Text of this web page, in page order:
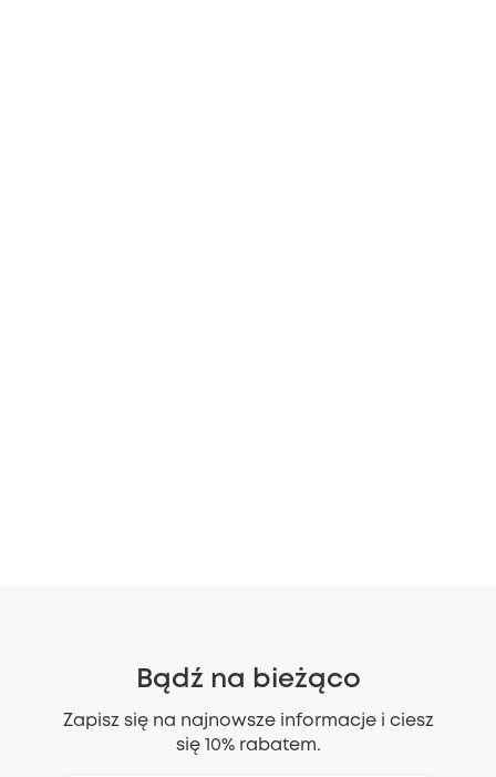
Bądź na bieżąco
Zapisz się na najnowsze informacje i ciesz
się 10% rabatem.